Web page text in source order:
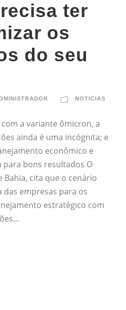
ter
os
do seu
NOTICIAS
com a variante ômicron, a
ainda é uma incógnita; e
econômico e
para bons resultados O
Bahia, cita que o cenário
das empresas para os
estratégico com